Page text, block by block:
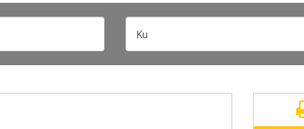
Ku